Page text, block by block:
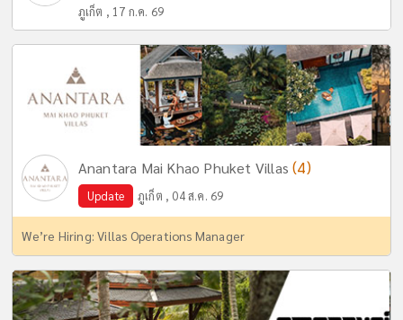
ภูเก็ต , 17 ก.ค. 69
Anantara Mai Khao Phuket Villas(4)
Update ภูเก็ต , 04 ส.ค. 69
We’re Hiring: Villas Operations Manager